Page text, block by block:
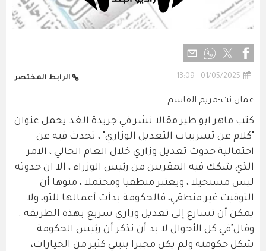
01/05/2025 - 13:09 الرابط المختصر
عمان نت-مريم القاسم
كتب ماهر ابو طير مقالا نشر في جريدة الغد يحمل عنوان
"كلام عن تسريبات التعديل الوزاري" ، تحدث فيه عن
احتمالية حدوث تعديل وزاري خلال العام الحالي ، الامر
الذي شكك فيه المقربين من رئيس الوزراء ، الا ان حدوثه
ليس مستحيلا ، ويعتبر منطقيا ومحتملا ، منوها أن
التوقيت غير منطقي، فالحكومة بدأت أعمالها للتو، ولا
يمكن أن تسارع إلى تعديل وزاري سريع بهذه الطريقة .
وقال"في كل الأحوال لا بد أن نذكر أن رئيس الحكومة
شكل حكومته ولم يكن مجبرا بتبني كثير من الخيارات،